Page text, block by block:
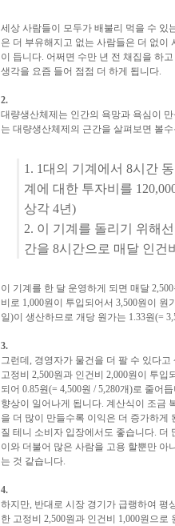
세상 사람들이 모두가 배불리 먹을 수 있
은 더 부유해지고 없는 사람들은 더 없이
이 듭니다. 어쩌면 수만 년 전 채집을 하
생각을 요즘 들어 점점 더 하게 됩니다.
2.
대량생산체제는 인간의 욕망과 욕심이
는 대량생산체제의 근간을 살펴보면 볼
1. 1대의 기계에서 8시간
계에 대한 투자비를
상각 4년)
2. 이 기계를 돌리기 위해
간을 8시간으로 매달 인건
이 기계를 한 달 운영하게 되면 매달
비로 1,000원이 투입되어서 3,500원이
일)이 생산하므로 개당 원가는 1.33원(=
3.
그런데, 경영자가 물건을 더 팔 수 있다
고정비 2,500원과 인건비 2,000원이 투입
되어 0.85원(= 4,500원 / 5,280개)로 줄어
향상이 일어나게 됩니다. 계산식이 조금
을 더 많이 만들수록 이익은 더 증가하게
질 테니 소비자 입장에서도 좋습니다. 더
이와 더불어 많은 사람을 고용 할뿐만 아
는 것 같습니다.
4.
하지만, 반대로 시장 경기가 급랭하여 평
한 고정비 2,500원과 인건비 1,000원으로